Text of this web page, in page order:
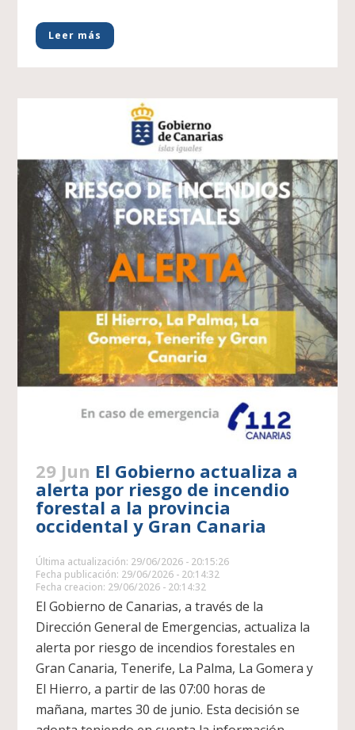
Leer más
29 Jun El Gobierno actualiza a
alerta por riesgo de incendio
forestal a la provincia
occidental y Gran Canaria
Última actualización: 29/06/2026 - 20:15:26
Fecha publicación: 29/06/2026 - 20:14:32
Fecha creacion: 29/06/2026 - 20:14:32
El Gobierno de Canarias, a través de la
Dirección General de Emergencias, actualiza la
alerta por riesgo de incendios forestales en
Gran Canaria, Tenerife, La Palma, La Gomera y
El Hierro, a partir de las 07:00 horas de
mañana, martes 30 de junio. Esta decisión se